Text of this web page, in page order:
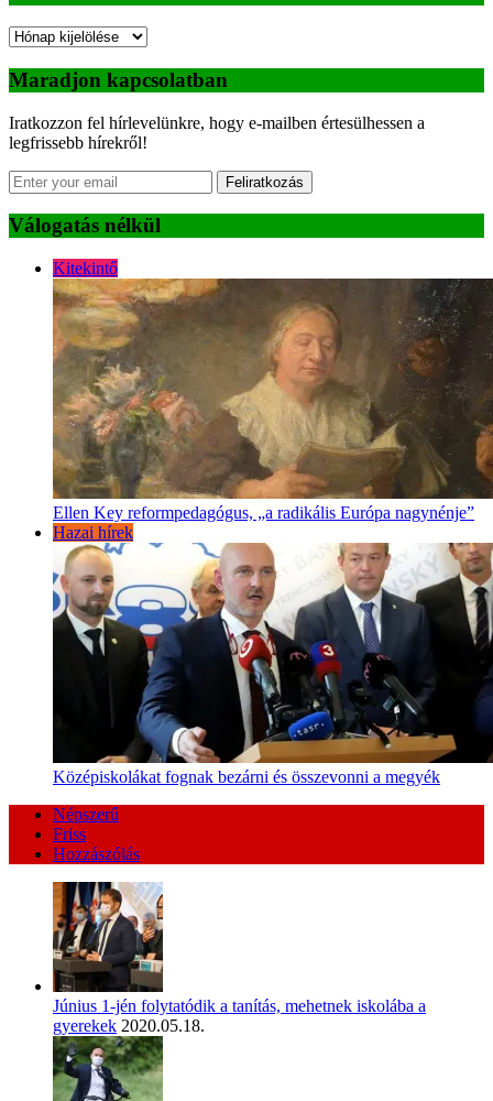
Archívum
Maradjon kapcsolatban
Iratkozzon fel hírlevelünkre, hogy e-mailben értesülhessen a
legfrissebb hírekről!
Feliratkozás
Válogatás nélkül
Kitekintő
Ellen Key reformpedagógus, „a radikális Európa nagynénje”
Hazai hírek
Középiskolákat fognak bezárni és összevonni a megyék
Népszerű
Friss
Hozzászólás
Június 1-jén folytatódik a tanítás, mehetnek iskolába a
gyerekek 2020.05.18.